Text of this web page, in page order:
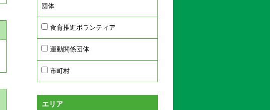
団体
食育推進ボランティア
運動関係団体
市町村
エリア